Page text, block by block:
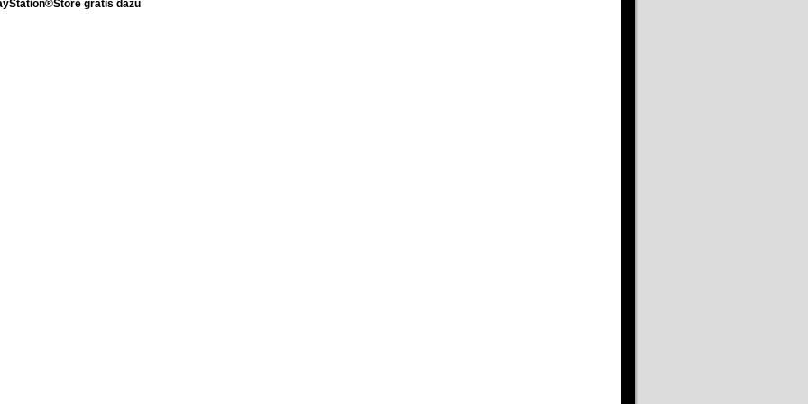
gratis dazu